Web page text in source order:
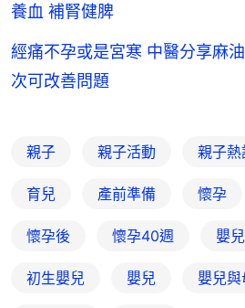
養血 補腎健脾
經痛不孕或是宮寒 中醫分享麻
次可改善問題
親子 親子活動 親子熱
育兒 產前準備 懷孕
懷孕後 懷孕40週 嬰
初生嬰兒 嬰兒 嬰兒